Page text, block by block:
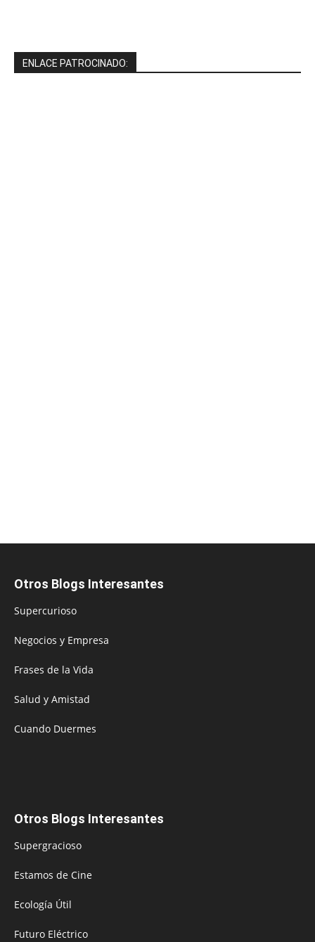
ENLACE PATROCINADO:
Otros Blogs Interesantes
Supercurioso
Negocios y Empresa
Frases de la Vida
Salud y Amistad
Cuando Duermes
Otros Blogs Interesantes
Supergracioso
Estamos de Cine
Ecología Útil
Futuro Eléctrico